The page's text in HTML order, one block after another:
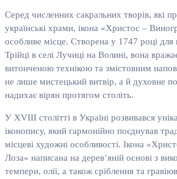
Серед численних сакральних творів, які
українські храми, ікона «Христос –
особливе місце. Створена у 1747 році для
Трійці в селі Лучиці на Волині, вона
витонченою технікою та змістовним
не лише мистецький витвір, а й духовне
надихає вірян протягом століть.
У XVIII столітті в Україні розвивався
іконопису, який гармонійно поєднував
місцеві художні особливості. Ікона
Лоза» написана на дерев’яній основі з
темпери, олії, а також сріблення та